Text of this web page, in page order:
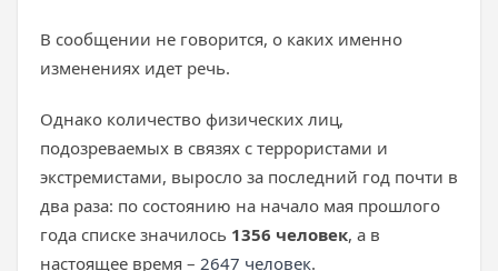
В сообщении не говорится, о каких именно
изменениях идет речь.
Однако количество физических лиц,
подозреваемых в связях с террористами и
экстремистами, выросло за последний год почти в
два раза: по состоянию на начало мая прошлого
года списке значилось 1356 человек, а в
настоящее время – 2647 человек.